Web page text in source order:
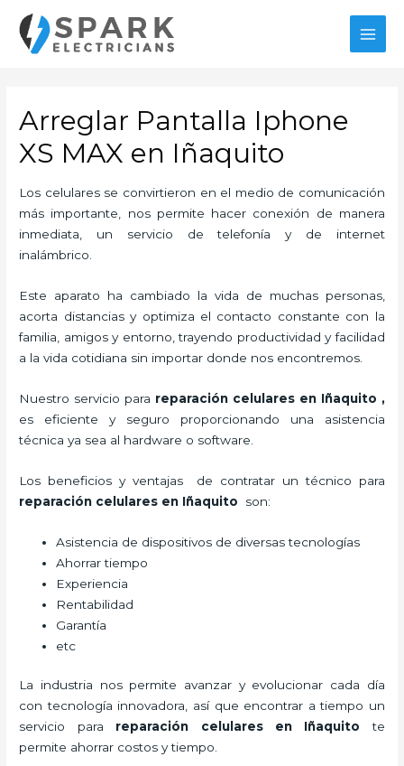
contenido
Arreglar Pantalla Iphone
XS MAX en Iñaquito
Los celulares se convirtieron en el medio de comunicación
más importante, nos permite hacer conexión de manera
inmediata, un servicio de telefonía y de internet
inalámbrico.
Este aparato ha cambiado la vida de muchas personas,
acorta distancias y optimiza el contacto constante con la
familia, amigos y entorno, trayendo productividad y facilidad
a la vida cotidiana sin importar donde nos encontremos.
Nuestro servicio para reparación celulares en Iñaquito ,
es eficiente y seguro proporcionando una asistencia
técnica ya sea al hardware o software.
Los beneficios y ventajas de contratar un técnico para
reparación celulares en Iñaquito son:
Asistencia de dispositivos de diversas tecnologías
Ahorrar tiempo
Experiencia
Rentabilidad
Garantía
etc
La industria nos permite avanzar y evolucionar cada día
con tecnología innovadora, así que encontrar a tiempo un
servicio para reparación celulares en Iñaquito te
permite ahorrar costos y tiempo.